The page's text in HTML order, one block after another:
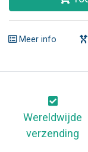
Meer info
Wereldwijde
verzending